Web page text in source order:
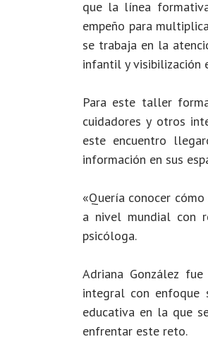
que la línea
empeño para
se trabaja en la
infantil y visibilización
Para este taller
cuidadores y otros
este encuentro
información en sus
«Quería conocer
a nivel mundial con
psicóloga.
Adriana González
integral con enfoque
educativa en la que
enfrentar este reto.